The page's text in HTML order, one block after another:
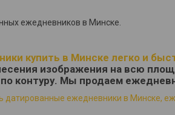
ежедневников в Минске.
купить в Минске легко и
изображения на всю
контуру. Мы продаем
датированные ежедневники в Минске,